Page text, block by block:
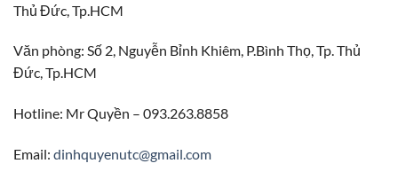
Thủ Đức, Tp.HCM
Văn phòng: Số 2, Nguyễn Bỉnh Khiêm, P.Bình Thọ, Tp. Thủ
Đức, Tp.HCM
Hotline: Mr Quyền – 093.263.8858
Email: dinhquyenutc@gmail.com